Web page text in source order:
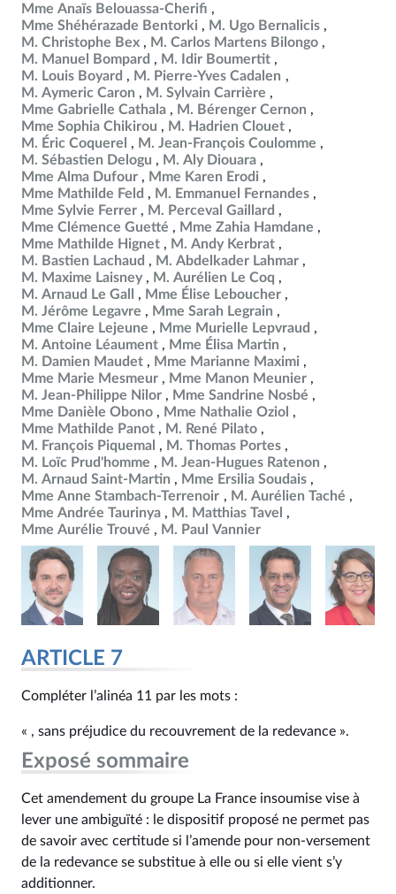
Mme Anaïs Belouassa-Cherifi
Mme Shéhérazade Bentorki
M. Ugo Bernalicis
M. Christophe Bex
M. Carlos Martens Bilongo
M. Manuel Bompard
M. Idir Boumertit
M. Louis Boyard
M. Pierre-Yves Cadalen
M. Aymeric Caron
M. Sylvain Carrière
Mme Gabrielle Cathala
M. Bérenger Cernon
Mme Sophia Chikirou
M. Hadrien Clouet
M. Éric Coquerel
M. Jean-François Coulomme
M. Sébastien Delogu
M. Aly Diouara
Mme Alma Dufour
Mme Karen Erodi
Mme Mathilde Feld
M. Emmanuel Fernandes
Mme Sylvie Ferrer
M. Perceval Gaillard
Mme Clémence Guetté
Mme Zahia Hamdane
Mme Mathilde Hignet
M. Andy Kerbrat
M. Bastien Lachaud
M. Abdelkader Lahmar
M. Maxime Laisney
M. Aurélien Le Coq
M. Arnaud Le Gall
Mme Élise Leboucher
M. Jérôme Legavre
Mme Sarah Legrain
Mme Claire Lejeune
Mme Murielle Lepvraud
M. Antoine Léaument
Mme Élisa Martin
M. Damien Maudet
Mme Marianne Maximi
Mme Marie Mesmeur
Mme Manon Meunier
M. Jean-Philippe Nilor
Mme Sandrine Nosbé
Mme Danièle Obono
Mme Nathalie Oziol
Mme Mathilde Panot
M. René Pilato
M. François Piquemal
M. Thomas Portes
M. Loïc Prud'homme
M. Jean-Hugues Ratenon
M. Arnaud Saint-Martin
Mme Ersilia Soudais
Mme Anne Stambach-Terrenoir
M. Aurélien Taché
Mme Andrée Taurinya
M. Matthias Tavel
Mme Aurélie Trouvé
M. Paul Vannier
ARTICLE 7
Compléter l’alinéa 11 par les mots :
« , sans préjudice du recouvrement de la redevance ».
Exposé sommaire
Cet amendement du groupe La France insoumise vise à
lever une ambiguïté : le dispositif proposé ne permet pas
de savoir avec certitude si l’amende pour non-versement
de la redevance se substitue à elle ou si elle vient s’y
additionner.